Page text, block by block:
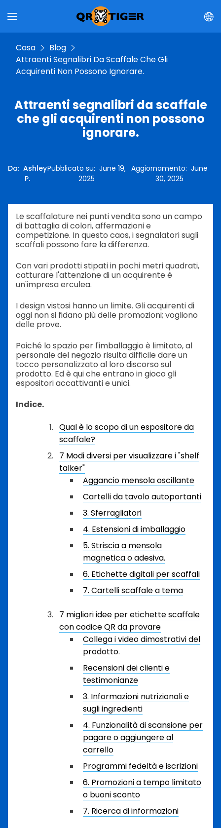
Casa
Blog
Attraenti Segnalibri Da Scaffale Che Gli
Acquirenti Non Possono Ignorare.
Attraenti segnalibri da scaffale
che gli acquirenti non possono
ignorare.
Da: Ashley
P.
Pubblicato su: June 19,
2025
Aggiornamento:June
30, 2025
Le scaffalature nei punti vendita sono un campo
di battaglia di colori, affermazioni e
competizione. In questo caos, i segnalatori sugli
scaffali possono fare la differenza.
Con vari prodotti stipati in pochi metri quadrati,
catturare l'attenzione di un acquirente è
un'impresa erculea.
I design vistosi hanno un limite. Gli acquirenti di
oggi non si fidano più delle promozioni; vogliono
delle prove.
Poiché lo spazio per l'imballaggio è limitato, al
personale del negozio risulta difficile dare un
tocco personalizzato al loro discorso sul
prodotto. Ed è qui che entrano in gioco gli
espositori accattivanti e unici.
Indice.
Qual è lo scopo di un espositore da
scaffale?
7 Modi diversi per visualizzare i "shelf
talker"
Aggancio mensola oscillante
Cartelli da tavolo autoportanti
3. Sferragliatori
4. Estensioni di imballaggio
5. Striscia a mensola
magnetica o adesiva.
6. Etichette digitali per scaffali
7. Cartelli scaffale a tema
7 migliori idee per etichette scaffale
con codice QR da provare
Collega i video dimostrativi del
prodotto.
Recensioni dei clienti e
testimonianze
3. Informazioni nutrizionali e
sugli ingredienti
4. Funzionalità di scansione per
pagare o aggiungere al
carrello
Programmi fedeltà e iscrizioni
6. Promozioni a tempo limitato
o buoni sconto
7. Ricerca di informazioni